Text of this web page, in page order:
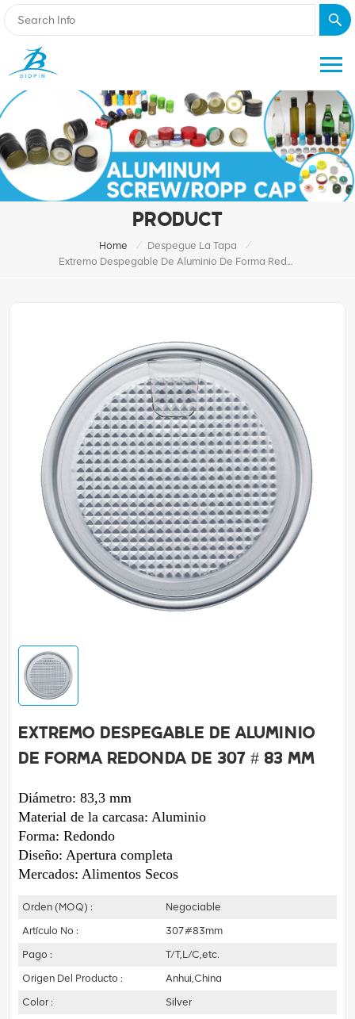
PRODUCT
Home / Despegue La Tapa
/
Extremo Despegable De Aluminio De Forma Redonda De 307 # 83 Mm
Extremo despegable de aluminio
de forma redonda de 307 # 83 mm
Diámetro: 83,3 mm
Material de la carcasa: Aluminio
Forma: Redondo
Diseño: Apertura completa
Mercados: Alimentos Secos
Orden (MOQ) :
Negociable
Artículo No :
307#83mm
Pago :
T/T,L/C,etc.
Origen Del Producto :
Anhui,China
Color :
Silver